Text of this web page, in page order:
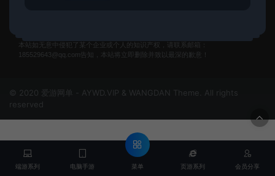
本站如无意中侵犯了某个企业或个人的知识产权，请联系邮箱：
185529643@qq.com告知，本站将立即删除并致以最深的歉意！
© 2020 爱游网单 - AYWD.VIP & WANGDAN Theme. All rights
reserved
端游系列 电脑手游 菜单 页游系列 会员分享